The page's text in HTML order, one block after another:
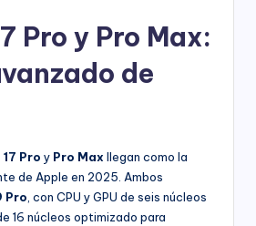
Pro y Pro Max:
de
Pro y Pro Max llegan como la
de Apple en 2025. Ambos
Pro , con CPU y GPU de seis núcleos
16 núcleos optimizado para